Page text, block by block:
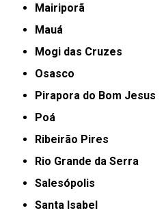
Mairiporã
Mauá
Mogi das Cruzes
Osasco
Pirapora do Bom Jesus
Poá
Ribeirão Pires
Rio Grande da Serra
Salesópolis
Santa Isabel